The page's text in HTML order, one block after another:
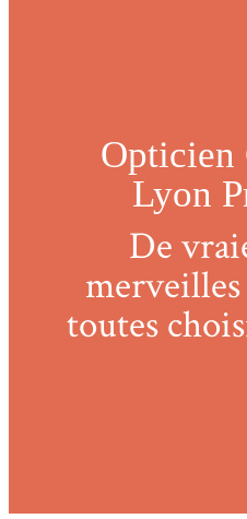
Opticien
Lyon
De
toutes